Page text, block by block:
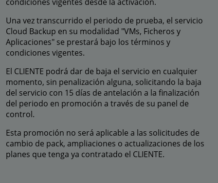
Una vez transcurrido el periodo de prueba, el servicio
Cloud Backup en su modalidad "VMs, Ficheros y
Aplicaciones" se prestará bajo los términos y
condiciones vigentes.
El CLIENTE podrá dar de baja el servicio en cualquier
momento, sin penalización alguna, solicitando la baja
del servicio con 15 días de antelación a la finalización
del periodo en promoción a través de su panel de
control.
Esta promoción no será aplicable a las solicitudes de
cambio de pack, ampliaciones o actualizaciones de los
planes que tenga ya contratado el CLIENTE.